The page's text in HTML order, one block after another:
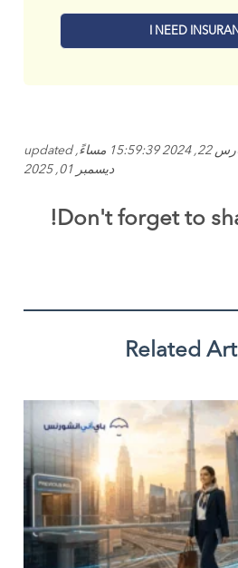
Originally published مارس 22, 2024 15:59:39 مساءً, updated
ديسمبر 01, 2025
Don't forget to
Related